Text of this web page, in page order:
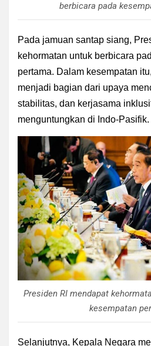
berbicara pada
Pada jamuan santap siang,
kehormatan untuk berbicara
pertama. Dalam kesempatan
menjadi bagian dari upaya
stabilitas, dan kerjasama
menguntungkan di Indo-Pasifik.
Presiden RI mendapat
kesempatan
Selanjutnya, Kepala Negara